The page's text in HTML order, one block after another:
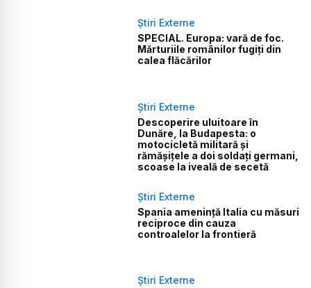
Știri Externe
SPECIAL. Europa: vară de foc.
Mărturiile românilor fugiți din
calea flăcărilor
Știri Externe
Descoperire uluitoare în
Dunăre, la Budapesta: o
motocicletă militară și
rămășițele a doi soldați germani,
scoase la iveală de secetă
Știri Externe
Spania amenință Italia cu măsuri
reciproce din cauza
controalelor la frontieră
Știri Externe